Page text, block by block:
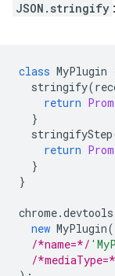
JSON.stringify :
class MyPlugin
stringify(
return
}
stringifyStep
return
}
}
chrome.devtools
new MyPlugin
/*name=*/
/